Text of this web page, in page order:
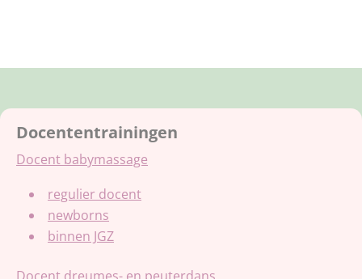
Docententrainingen
Docent babymassage
regulier docent
newborns
binnen JGZ
Docent dreumes- en peuterdans